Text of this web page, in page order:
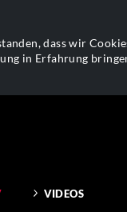
dass wir
in Erfahrung
VIDEOS